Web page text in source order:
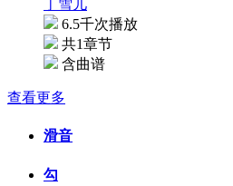
丁雪儿
6.5千次播放
共1章节
含曲谱
查看更多
滑音
勾